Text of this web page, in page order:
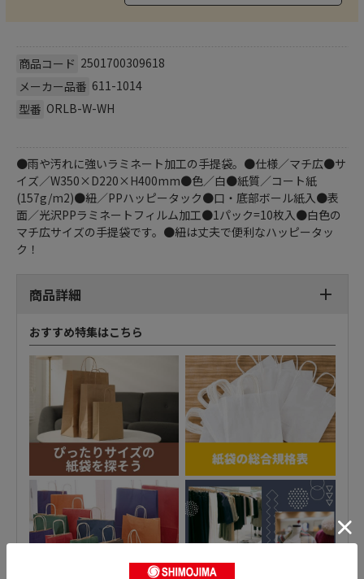
商品コード 2501700309618
メーカー品番 611-1014
型番 ORLB-W-WH
●雨や汚れに強いラミネート加工の手提袋。●仕様／マチ広●サ
イズ／W350×D220×H400mm●色／白●紙質／コート紙
(157g/m2)●紐／PPハッピータック●口・底部ボール紙入●表
面／光沢PPラミネートフィルム加工●1パック=10枚入●白色の
マチ広サイズの手提袋です。●紐は丈夫で便利なハッピータッ
ク！
商品詳細
おすすめ特集はこちら